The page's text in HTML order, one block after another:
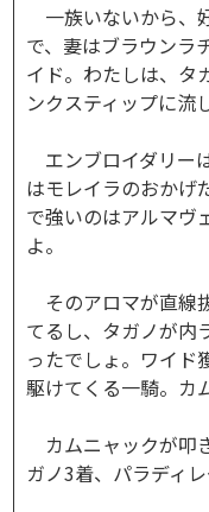
一族いないから、
で、妻はブラウンラ
イド。わたしは、タ
ンクスティップに流
エンブロイダリー
はモレイラのおかげ
で強いのはアルマヴ
よ。
そのアロマが直線
てるし、タガノが内
ったでしょ。ワイド
駆けてくる一騎。カ
カムニャックが叩
ガノ3着、パラディレ